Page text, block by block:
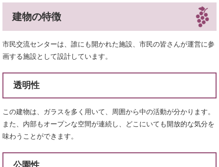
建物の特徴
市民交流センターは、誰にも開かれた施設、市民の皆さんが運営に参
画する施設として設計しています。
透明性
この建物は、ガラスを多く用いて、周囲から中の活動が分かります。
また、内部もオープンな空間が連続し、どこにいても開放的な気分を
味わうことができます。
公園性